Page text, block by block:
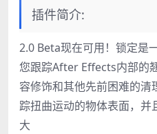
插件简介:
2.0 Beta现在可用！锁定是
您跟踪After Effects内部的
容修饰和其他先前困难的清
踪扭曲运动的物体表面，
大